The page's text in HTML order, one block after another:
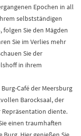
Epochen in all
selbstständigen
Sie den Mägden
Sie im Verlies mehr
Sie der
in ihrem
Café der Meersburg
Barocksaal, der
diente.
einen traumhaften